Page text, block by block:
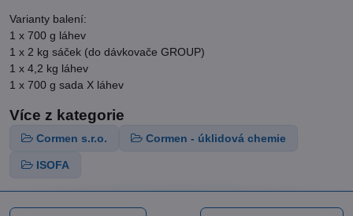
Varianty balení:
1 x 700 g láhev
1 x 2 kg sáček (do dávkovače GROUP)
1 x 4,2 kg láhev
1 x 700 g sada X láhev
Více z kategorie
Cormen s.r.o. Cormen - úklidová chemie
ISOFA